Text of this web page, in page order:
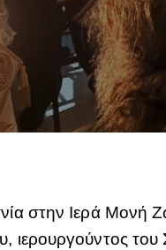
στην Ιερά Μονή
ιερουργούντος